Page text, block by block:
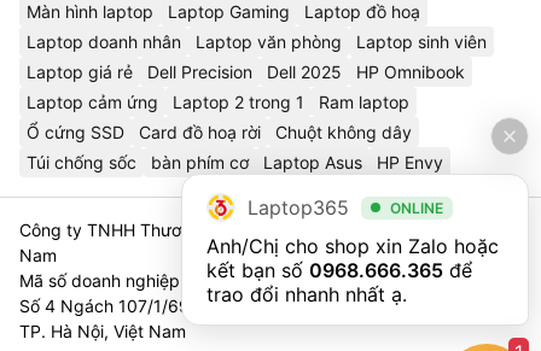
Màn hình laptop
Laptop Gaming
Laptop đồ hoạ
Laptop doanh nhân
Laptop văn phòng
Laptop sinh viên
Laptop giá rẻ
Dell Precision Dell 2025
HP Omnibook
Laptop cảm ứng
Laptop 2 trong 1
Ram laptop
Ổ cứng SSD
Card đồ hoạ rời
Chuột không dây
Túi chống sốc
bàn phím cơ Laptop Asus HP Envy
Công ty TNHH Thương Mại Và Dịch Vụ Công Nghệ 365 Việt
Nam
Mã số doanh nghiệp 0111023179 - Sở Tài Chính TP. Hà Nội cấp
Số 4 Ngách 107/1/69 Nguyễn Chí Thanh, Tổ 3, Phường Láng,
TP. Hà Nội, Việt Nam
Laptop365 ONLINE
Anh/Chị cho shop xin Zalo hoặc
kết bạn số 0968.666.365 để
trao đổi nhanh nhất ạ.